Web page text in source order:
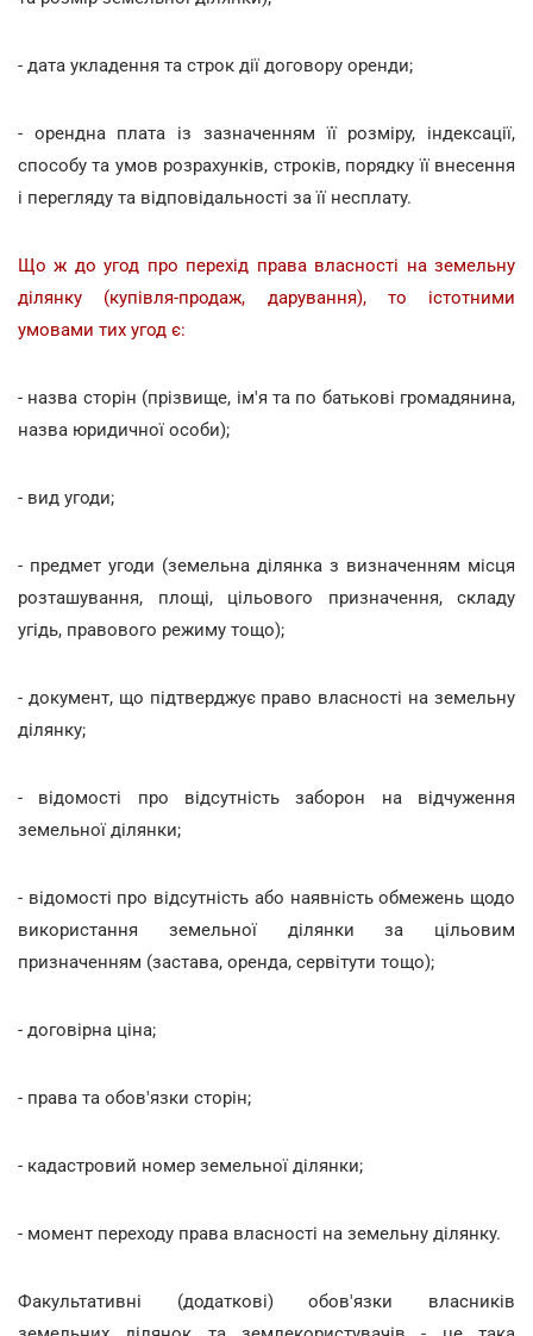
- дата укладення та строк дії договору оренди;
- орендна плата із зазначенням її розміру, індексації,
способу та умов розрахунків, строків, порядку її внесення
і перегляду та відповідальності за її несплату.
Що ж до угод про перехід права власності на земельну
ділянку (купівля-продаж, дарування), то істотними
умовами тих угод є:
- назва сторін (прізвище, ім'я та по батькові громадянина,
назва юридичної особи);
- вид угоди;
- предмет угоди (земельна ділянка з визначенням місця
розташування, площі, цільового призначення, складу
угідь, правового режиму тощо);
- документ, що підтверджує право власності на земельну
ділянку;
- відомості про відсутність заборон на відчуження
земельної ділянки;
- відомості про відсутність або наявність обмежень щодо
використання земельної ділянки за цільовим
призначенням (застава, оренда, сервітути тощо);
- договірна ціна;
- права та обов'язки сторін;
- кадастровий номер земельної ділянки;
- момент переходу права власності на земельну ділянку.
Факультативні (додаткові) обов'язки власників